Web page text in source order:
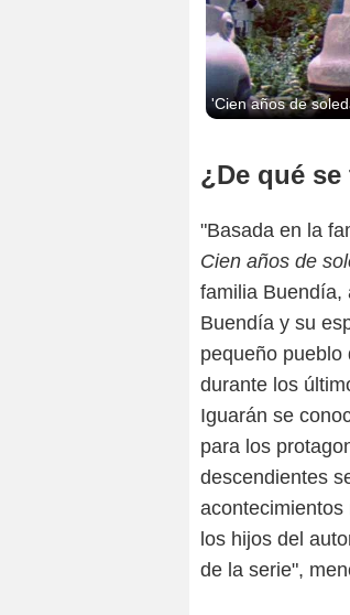
'Cien años de
¿De qué
"Basada en la
Cien años de
familia Buendía,
Buendía y su
pequeño pueblo
durante los
Iguarán se
para los
descendientes
los hijos del
de la serie",